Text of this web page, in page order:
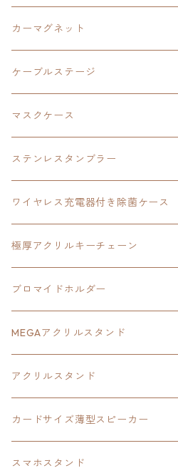
ダブルアクリルキーチェーン
東亰ザナドゥeX+
極厚アクリルキーチェーン
オーロラアクリルスタンド
イースvs空の軌跡
軌跡シリーズ20周年
界の軌跡
アクリルマグネット
ヘッドホンスタンド
空の軌跡1st
イース
亰都ザナドゥ
王冠クリップ
空の軌跡1st
界の軌跡
タツノコプロ
ドラえもん
黎の軌跡
黎の軌跡Ⅱ
界の軌跡
創の軌跡
閃の軌跡Ⅳ
零の軌跡：改
碧の軌跡：改
創の軌跡
40周年記念
碧の軌跡：改
創の軌跡
バイブレーションスピーカー
軌跡シリーズ15周年
創の軌跡
閃の軌跡Ⅳ
イースⅨ
創の軌跡
カーマグネット
軌跡シリーズ
ケーブルステージ
閃の軌跡Ⅲ
創の軌跡
マスクケース
創の軌跡
ステンレスタンブラー
ワイヤレス充電器付き除菌ケース
創の軌跡
イース
極厚アクリルキーチェーン
日本ファルコム40周年記念イラスト
黎の軌跡
イースⅧ
創の軌跡
HOT-SHOT
イースⅨ
ブロマイドホルダー
40周年記念
黎の軌跡
黎の軌跡Ⅱ
イースⅧ
MEGAアクリルスタンド
黎の軌跡
アクリルスタンド
オーロラ
カードサイズ薄型スピーカー
黎の軌跡
スマホスタンド